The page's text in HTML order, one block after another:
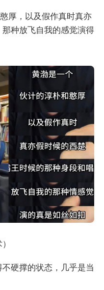
厚，以及假作真时真亦
种放飞自我的感觉演得
硬撑的状态，几乎是当